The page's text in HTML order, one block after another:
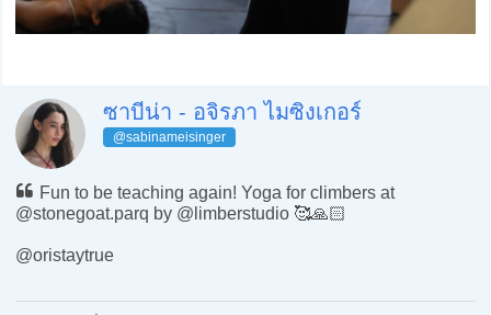
ซาบีน่า - อจิรภา ไมซิงเกอร์
@sabinameisinger
Fun to be teaching again! Yoga for climbers at
@stonegoat.parq by @limberstudio 🥰🙏🏻
@oristaytrue